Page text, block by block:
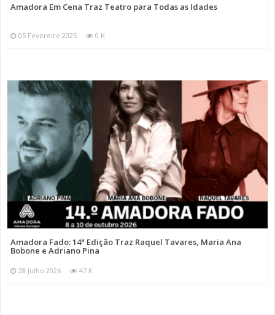
Amadora Em Cena Traz Teatro para Todas as Idades
05 Fevereiro 2025 0 K
Amadora Fado: 14ª Edição Traz Raquel Tavares, Maria Ana
Bobone e Adriano Pina
28 Julho 2026 47 K